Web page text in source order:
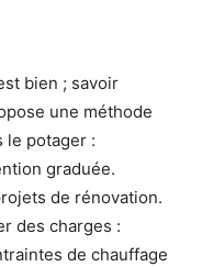
bien ; savoir
une méthode
le potager :
graduée.
de rénovation.
des charges :
de chauffage